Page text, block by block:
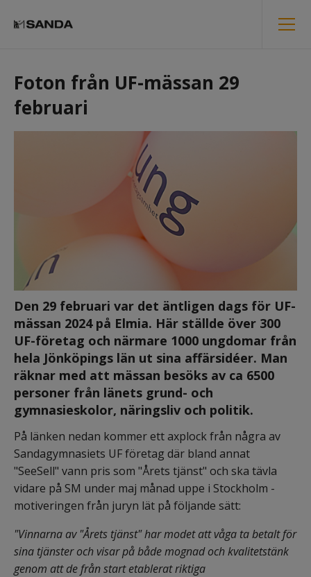
Foton från UF-mässan 29
februari
Den 29 februari var det äntligen dags för UF-
mässan 2024 på Elmia. Här ställde över 300
UF-företag och närmare 1000 ungdomar från
hela Jönköpings län ut sina affärsidéer. Man
räknar med att mässan besöks av ca 6500
personer från länets grund- och
gymnasieskolor, näringsliv och politik.
På länken nedan kommer ett axplock från några av
Sandagymnasiets UF företag där bland annat
"SeeSell" vann pris som "Årets tjänst" och ska tävla
vidare på SM under maj månad uppe i Stockholm -
motiveringen från juryn lät på följande sätt:
"Vinnarna av "Årets tjänst" har modet att våga ta betalt för
sina tjänster och visar på både mognad och kvalitetstänk
genom att de från start etablerat riktiga